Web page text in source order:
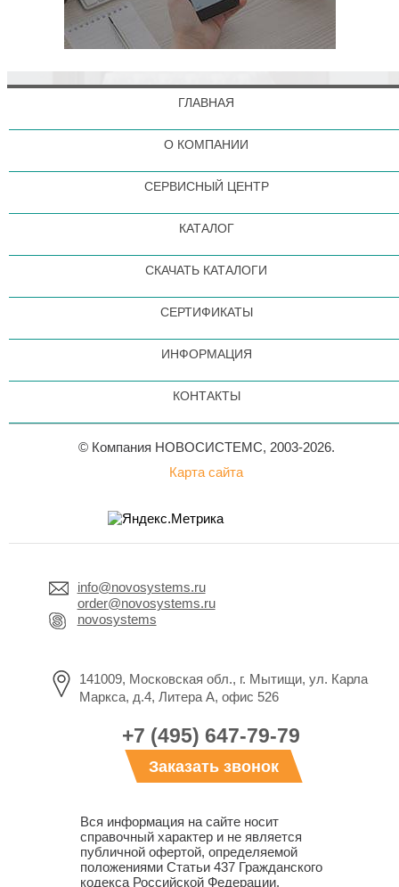
ГЛАВНАЯ
О КОМПАНИИ
СЕРВИСНЫЙ ЦЕНТР
КАТАЛОГ
СКАЧАТЬ КАТАЛОГИ
СЕРТИФИКАТЫ
ИНФОРМАЦИЯ
КОНТАКТЫ
© Компания НОВОСИСТЕМС, 2003-2026.
Карта сайта
info@novosystems.ru
order@novosystems.ru
novosystems
141009, Московская обл., г. Мытищи, ул. Карла
Маркса, д.4, Литера А, офис 526
+7 (495) 647-79-79
Заказать звонок
Вся информация на сайте носит
справочный характер и не является
публичной офертой, определяемой
положениями Статьи 437 Гражданского
кодекса Российской Федерации.